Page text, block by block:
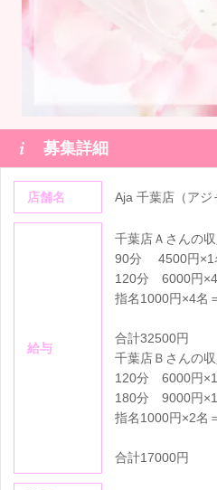
 募集詳細
店舗名 Aja 千葉店（アジ
給与
千葉店Ａさんの
90分 4500円×1
120分 6000円×4
指名1000円×4名
合計32500円
千葉店Ｂさんの
120分 6000円×1
180分 9000円×1
指名1000円×2名
合計17000円